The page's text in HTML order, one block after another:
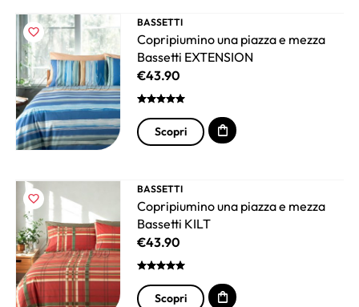
BASSETTI
Copripiumino una piazza e mezza
Bassetti EXTENSION
€43.90
Scopri
BASSETTI
Copripiumino una piazza e mezza
Bassetti KILT
€43.90
Scopri